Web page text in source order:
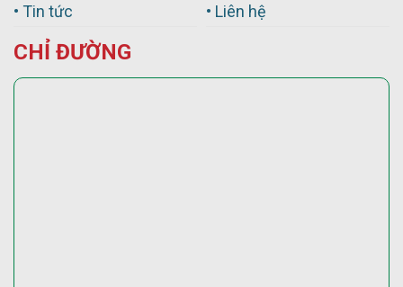
• Tin tức
• Liên hệ
CHỈ ĐƯỜNG